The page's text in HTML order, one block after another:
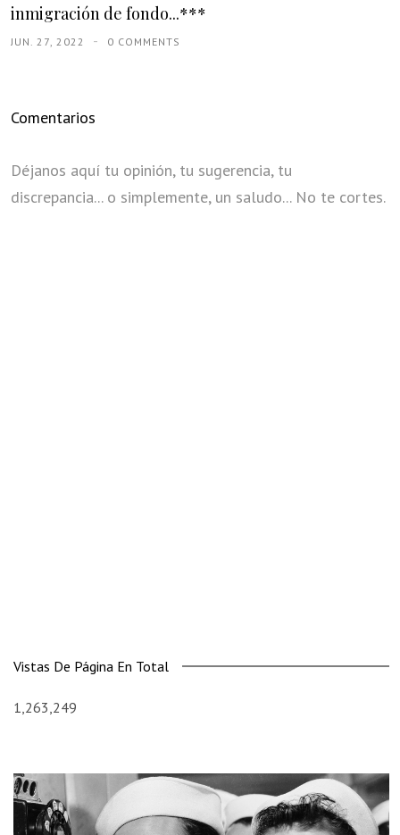
inmigración de fondo...***
JUN. 27, 2022 0 COMMENTS
Comentarios
Déjanos aquí tu opinión, tu sugerencia, tu
discrepancia... o simplemente, un saludo... No te cortes.
Vistas De Página En Total
1,263,249